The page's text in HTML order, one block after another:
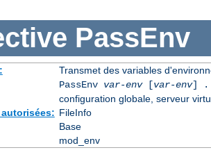
PassEnv
Transmet des variables
PassEnv var-env[var-env]
configuration globale, serveur
FileInfo
Base
mod_env